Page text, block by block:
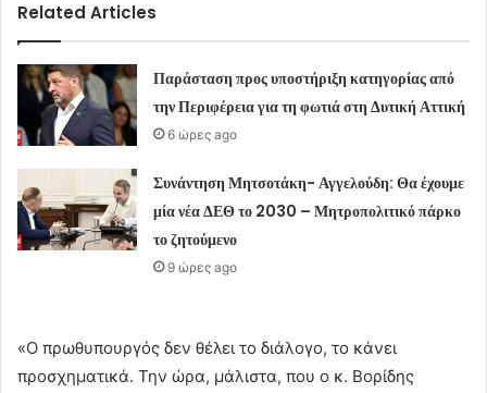
Related Articles
Παράσταση προς υποστήριξη κατηγορίας από
την Περιφέρεια για τη φωτιά στη Δυτική Αττική
6 ώρες ago
Συνάντηση Μητσοτάκη- Αγγελούδη: Θα έχουμε
μία νέα ΔΕΘ το 2030 – Μητροπολιτικό πάρκο
το ζητούμενο
9 ώρες ago
«Ο πρωθυπουργός δεν θέλει το διάλογο, το κάνει
προσχηματικά. Την ώρα, μάλιστα, που ο κ. Βορίδης